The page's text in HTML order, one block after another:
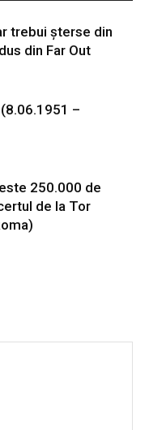
trebui șterse din
din Far Out
(8.06.1951 –
250.000 de
de la Tor